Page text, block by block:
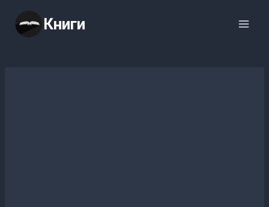
содержимому
Книги